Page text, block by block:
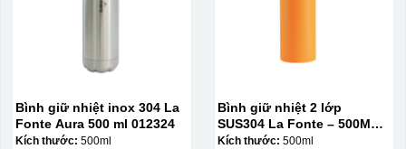
Bình giữ nhiệt inox 304 La
Fonte Aura 500 ml 012324
Kích thước: 500ml
Bình giữ nhiệt 2 lớp
SUS304 La Fonte – 500ML –
012737
Kích thước: 500ml